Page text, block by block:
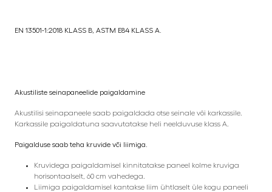
EN 13501-1:2018 KLASS B, ASTM E84 KLASS A.
Akustiliste seinapaneelide paigaldamine
Akustilisi seinapaneele saab paigaldada otse seinale või karkassile.
Karkassile paigaldatuna saavutatakse heli neelduvuse klass A.
Paigalduse saab teha kruvide või liimiga.
Kruvidega paigaldamisel kinnitatakse paneel kolme kruviga
horisontaalselt, 60 cm vahedega.
Liimiga paigaldamisel kantakse liim ühtlaselt üle kogu paneeli